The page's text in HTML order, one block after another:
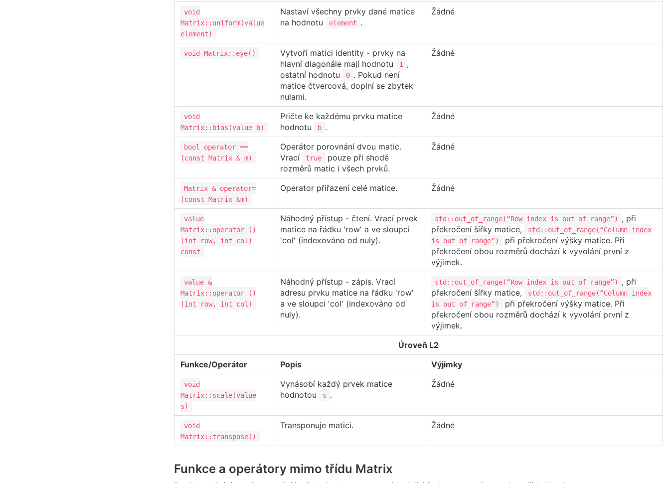
void
Matrix::uniform(value
element)
Nastaví všechny prvky dané matice
na hodnotu
element .
Žádné
void Matrix::eye()
Vytvoří matici identity - prvky na
hlavní diagonále mají hodnotu
1
,
ostatní hodnotu
0 . Pokud není
matice čtvercová, doplní se zbytek
nulami.
Žádné
void
Matrix::bias(value b)
Pričte ke každému prvku matice
hodnotu
b .
Žádné
bool operator ==
(const Matrix & m)
Operátor porovnání dvou matic.
Vrací
true
pouze při shodě
rozměrů matic i všech prvků.
Žádné
Matrix & operator=
(const Matrix &m)
Operator přiřazení celé matice. Žádné
value
Matrix::operator ()
(int row, int col)
const
Náhodný přístup - čtení. Vrací prvek
matice na řádku 'row' a ve sloupci
'col' (indexováno od nuly).
std::out_of_range(“Row index is out of range”)
, při
překročení šířky matice,
std::out_of_range(“Column index
is out of range”)
při překročení výšky matice. Při
překročení obou rozměrů dochází k vyvolání první z
výjimek.
value &
Matrix::operator ()
(int row, int col)
Náhodný přístup - zápis. Vrací
adresu prvku matice na řádku 'row'
a ve sloupci 'col' (indexováno od
nuly).
std::out_of_range(“Row index is out of range”)
, při
překročení šířky matice,
std::out_of_range(“Column index
is out of range”)
při překročení výšky matice. Při
překročení obou rozměrů dochází k vyvolání první z
výjimek.
Úroveň L2
Funkce/Operátor
Popis Výjimky
void
Matrix::scale(value
s)
Vynásobí každý prvek matice
hodnotou
s .
Žádné
void
Matrix::transpose()
Transponuje matici. Žádné
Funkce a operátory mimo třídu Matrix